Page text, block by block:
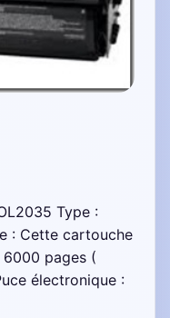
Type :
: Cette cartouche
6000 pages (
électronique :